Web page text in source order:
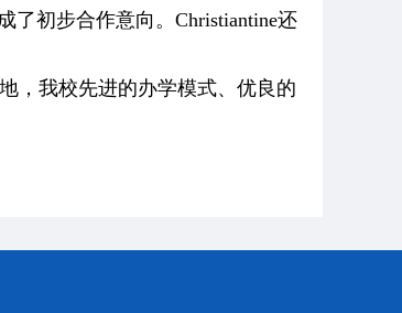
了初步合作意向。 Christiantine还
，我校先进的办学模式、优良的